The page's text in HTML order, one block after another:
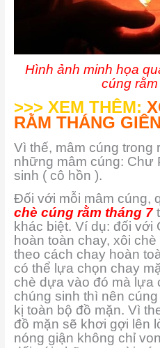
Hình ảnh minh họa
cúng
>>> XEM THÊM:
RẰM THÁNG
Vì thế, mâm cúng trong
những mâm cúng: Chư
sinh ( cô hồn ).
Đối với mỗi mâm cúng,
chè cúng rằm tháng 7
khác biệt. Ví dụ: đối với
hoàn toàn chay, xôi
theo cách chay hoàn
có thể lựa chọn chay
chè dựa vào đó mà lựa
chúng sinh thì nên
kị toàn bộ đồ mặn. Vì
đồ mặn sẽ khơi gợi lên
nóng giận không chỉ